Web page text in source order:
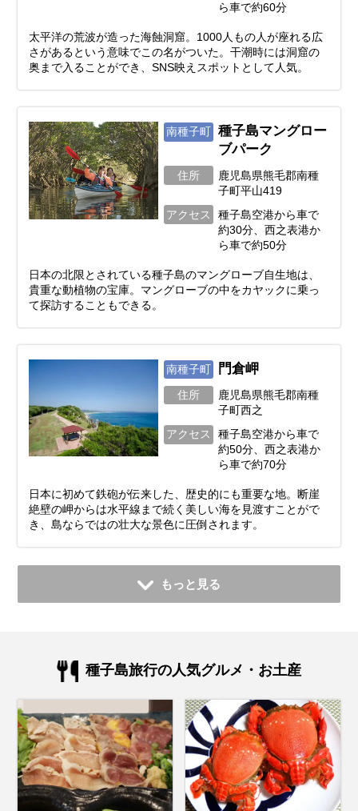
ら車で約60分
太平洋の荒波が造った海蝕洞窟。1000人もの人が座れる広
さがあるという意味でこの名がついた。干潮時には洞窟の
奥まで入ることができ、SNS映えスポットとして人気。
南種子町 種子島マングロー
ブパーク
住所
鹿児島県熊毛郡南種
子町平山419
アクセス
種子島空港から車で
約30分、西之表港か
ら車で約50分
日本の北限とされている種子島のマングローブ自生地は、
貴重な動植物の宝庫。マングローブの中をカヤックに乗っ
て探訪することもできる。
南種子町 門倉岬
住所
鹿児島県熊毛郡南種
子町西之
アクセス
種子島空港から車で
約50分、西之表港か
ら車で約70分
日本に初めて鉄砲が伝来した、歴史的にも重要な地。断崖
絶壁の岬からは水平線まで続く美しい海を見渡すことがで
き、島ならではの壮大な景色に圧倒されます。
もっと見る
種子島旅行の人気グルメ・お土産